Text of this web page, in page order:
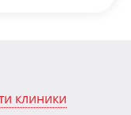
клиники